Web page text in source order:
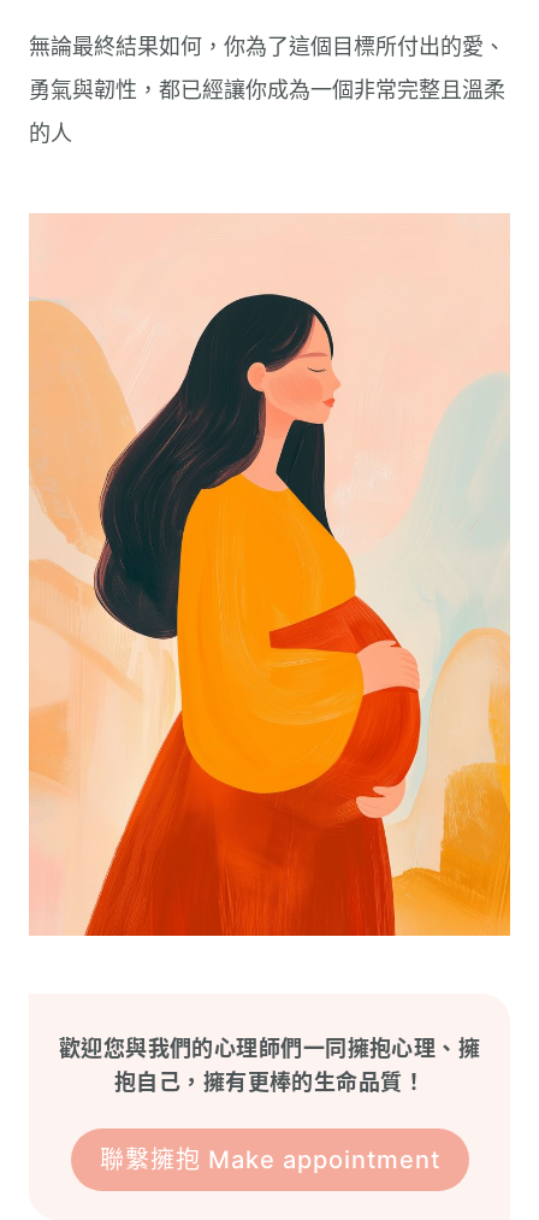
無論最終結果如何，你為了這個目標所付出的愛、
勇氣與韌性，都已經讓你成為一個非常完整且溫柔
的人
歡迎您與我們的心理師們一同擁抱心理、擁
抱自己，擁有更棒的生命品質！
聯繫擁抱 Make appointment